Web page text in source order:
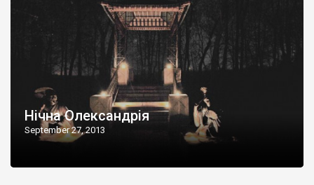
Нічна Олександрія
September 27, 2013